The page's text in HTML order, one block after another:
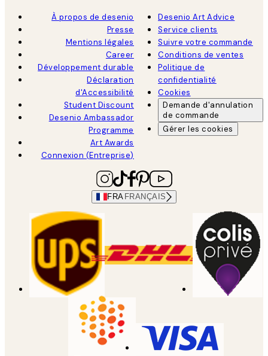
À propos de desenio
Presse
Mentions légales
Career
Développement durable
Déclaration
d'Accessibilité
Student Discount
Desenio Ambassador
Programme
Art Awards
Connexion (Entreprise)
Desenio Art Advice
Service clients
Suivre votre commande
Conditions de ventes
Politique de
confidentialité
Cookies
Demande d'annulation
de commande
Gérer les cookies
FRA FRANÇAIS